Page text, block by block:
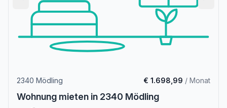
2340 Mödling € 1.698,99 / Monat
Wohnung mieten in 2340 Mödling